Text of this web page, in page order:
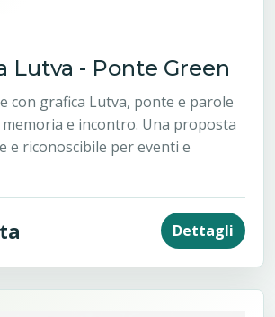
Lutva - Ponte Green
con grafica Lutva, ponte e parole
e incontro. Una proposta
e riconoscibile per eventi e
Dettagli